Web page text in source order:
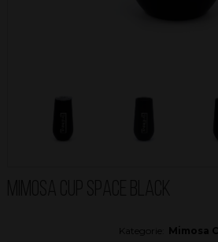
Kategorie:
Mimosa